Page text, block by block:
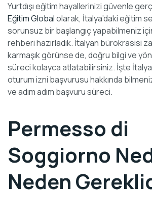
Yurtdışı eğitim hayallerinizi güvenle
Eğitim Globalolarak, İtalya’daki eğitim
sorunsuz bir başlangıç yapabilmeniz
rehberi hazırladık. İtalyan bürokrasisi
karmaşık görünse de, doğru bilgi ve
süreci kolayca atlatabilirsiniz. İşte
oturum izni başvurusu hakkında
ve adım adım başvuru süreci.
Permesso di
Soggiorno
Neden